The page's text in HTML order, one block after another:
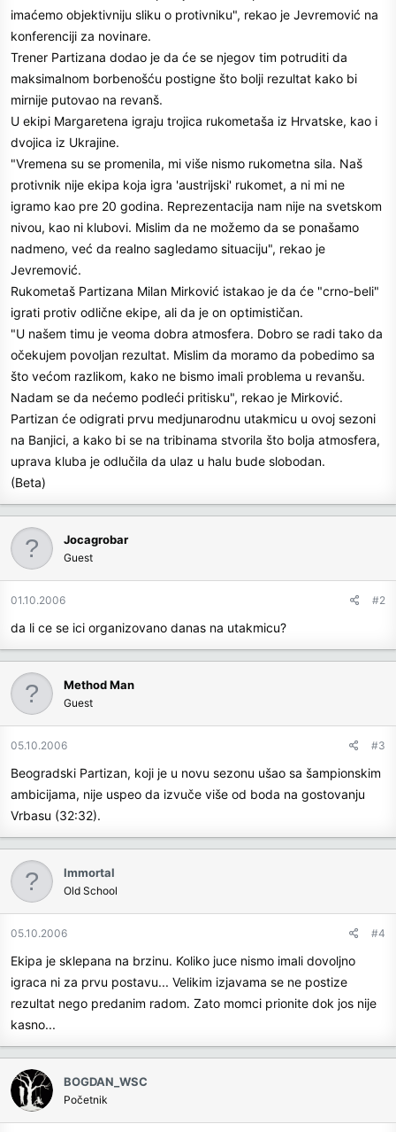
imaćemo objektivniju sliku o protivniku", rekao je Jevremović na
konferenciji za novinare.
Trener Partizana dodao je da će se njegov tim potruditi da
maksimalnom borbenošću postigne što bolji rezultat kako bi
mirnije putovao na revanš.
U ekipi Margaretena igraju trojica rukometaša iz Hrvatske, kao i
dvojica iz Ukrajine.
"Vremena su se promenila, mi više nismo rukometna sila. Naš
protivnik nije ekipa koja igra 'austrijski' rukomet, a ni mi ne
igramo kao pre 20 godina. Reprezentacija nam nije na svetskom
nivou, kao ni klubovi. Mislim da ne možemo da se ponašamo
nadmeno, već da realno sagledamo situaciju", rekao je
Jevremović.
Rukometaš Partizana Milan Mirković istakao je da će "crno-beli"
igrati protiv odlične ekipe, ali da je on optimističan.
"U našem timu je veoma dobra atmosfera. Dobro se radi tako da
očekujem povoljan rezultat. Mislim da moramo da pobedimo sa
što većom razlikom, kako ne bismo imali problema u revanšu.
Nadam se da nećemo podleći pritisku", rekao je Mirković.
Partizan će odigrati prvu medjunarodnu utakmicu u ovoj sezoni
na Banjici, a kako bi se na tribinama stvorila što bolja atmosfera,
uprava kluba je odlučila da ulaz u halu bude slobodan.
(Beta)
Jocagrobar
Guest
01.10.2006 #2
da li ce se ici organizovano danas na utakmicu?
Method Man
Guest
05.10.2006 #3
Beogradski Partizan, koji je u novu sezonu ušao sa šampionskim
ambicijama, nije uspeo da izvuče više od boda na gostovanju
Vrbasu (32:32).
Immortal
Old School
05.10.2006 #4
Ekipa je sklepana na brzinu. Koliko juce nismo imali dovoljno
igraca ni za prvu postavu... Velikim izjavama se ne postize
rezultat nego predanim radom. Zato momci prionite dok jos nije
kasno...
BOGDAN_WSC
Početnik